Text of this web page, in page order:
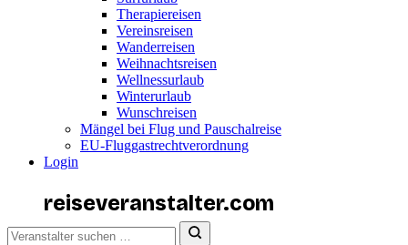
Therapiereisen
Vereinsreisen
Wanderreisen
Weihnachtsreisen
Wellnessurlaub
Winterurlaub
Wunschreisen
Mängel bei Flug und Pauschalreise
EU-Fluggastrechtverordnung
Login
reiseveranstalter.com